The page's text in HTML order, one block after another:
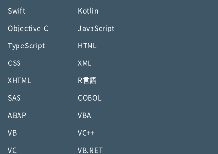
Swift Kotlin
Objective-C JavaScript
TypeScript HTML
CSS XML
XHTML R言語
SAS COBOL
ABAP VBA
VB VC++
VC VB.NET